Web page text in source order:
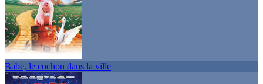
Babe, le cochon dans la ville